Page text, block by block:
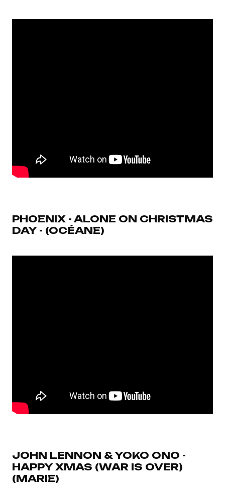
PHOENIX - ALONE ON CHRISTMAS
DAY - (OCÉANE)
JOHN LENNON & YOKO ONO -
HAPPY XMAS (WAR IS OVER)
(MARIE)